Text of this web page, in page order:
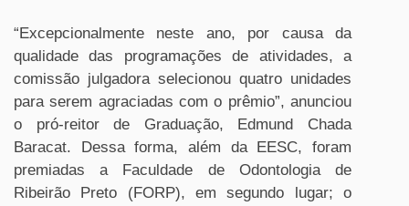
“Excepcionalmente neste ano, por causa da
qualidade das programações de atividades, a
comissão julgadora selecionou quatro unidades
para serem agraciadas com o prêmio”, anunciou
o pró-reitor de Graduação, Edmund Chada
Baracat. Dessa forma, além da EESC, foram
premiadas a Faculdade de Odontologia de
Ribeirão Preto (FORP), em segundo lugar; o